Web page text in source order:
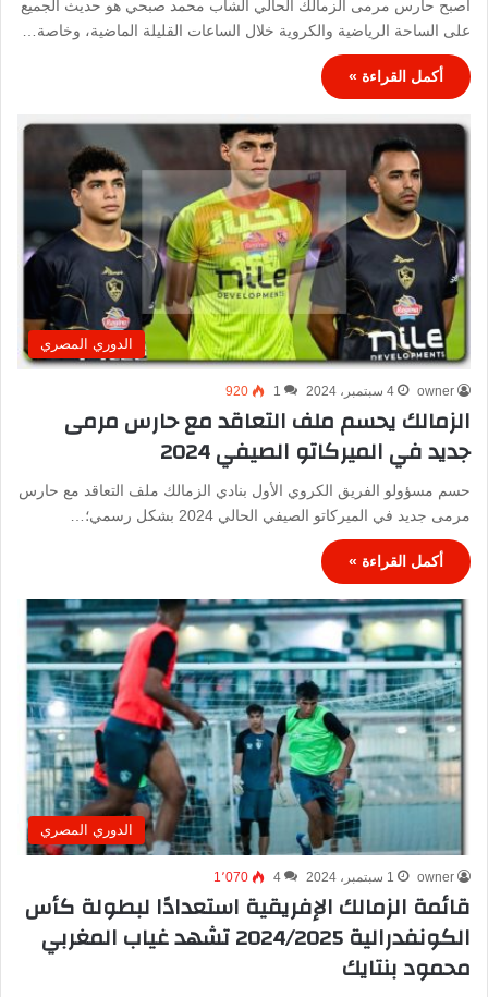
أصبح حارس مرمى الزمالك الحالي الشاب محمد صبحي هو حديث الجميع
على الساحة الرياضية والكروية خلال الساعات القليلة الماضية، وخاصة…
أكمل القراءة »
الدوري المصري
owner 4 سبتمبر، 2024 1
920
الزمالك يحسم ملف التعاقد مع حارس مرمى
جديد في الميركاتو الصيفي 2024
حسم مسؤولو الفريق الكروي الأول بنادي الزمالك ملف التعاقد مع حارس
مرمى جديد في الميركاتو الصيفي الحالي 2024 بشكل رسمي؛…
أكمل القراءة »
الدوري المصري
owner 1 سبتمبر، 2024 4 1٬070
قائمة الزمالك الإفريقية استعدادًا لبطولة كأس
الكونفدرالية 2024/2025 تشهد غياب المغربي
محمود بنتايك